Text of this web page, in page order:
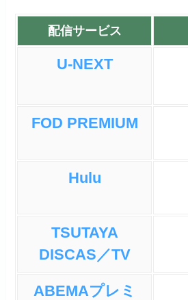
配信サービス
U-NEXT
FOD PREMIUM
Hulu
TSUTAYA
DISCAS／TV
ABEMAプレミ